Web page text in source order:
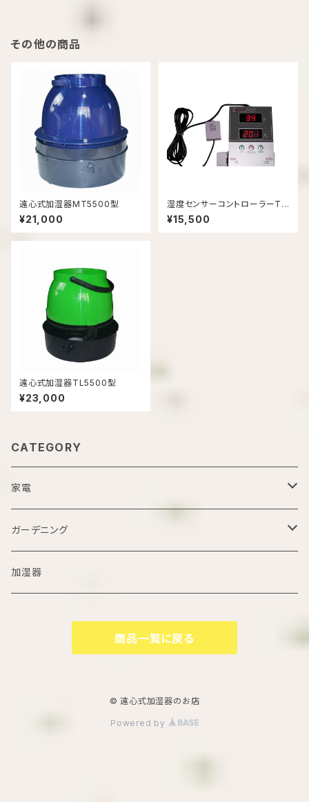
その他の商品
遠心式加湿器MT5500型
¥21,000
湿度センサーコントローラーTL
95型
¥15,500
遠心式加湿器TL5500型
¥23,000
CATEGORY
家電
加湿器
遠心式加湿器
ガーデニング
ハウス栽培
加湿器
商品一覧に戻る
© 遠心式加湿器のお店
Powered by